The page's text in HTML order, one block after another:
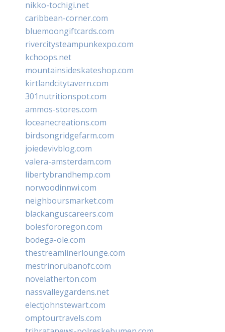
nikko-tochigi.net
caribbean-corner.com
bluemoongiftcards.com
rivercitysteampunkexpo.com
kchoops.net
mountainsideskateshop.com
kirtlandcitytavern.com
301nutritionspot.com
ammos-stores.com
loceanecreations.com
birdsongridgefarm.com
joiedevivblog.com
valera-amsterdam.com
libertybrandhemp.com
norwoodinnwi.com
neighboursmarket.com
blackanguscareers.com
bolesfororegon.com
bodega-ole.com
thestreamlinerlounge.com
mestrinorubanofc.com
novelatherton.com
nassvalleygardens.net
electjohnstewart.com
omptourtravels.com